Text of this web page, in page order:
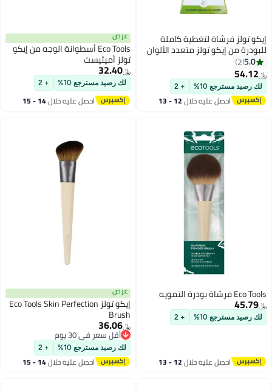
إيكو تولز فرشاة لتغطية كاملة
للبودرة من إيكو تولز متعدد الألوان
5.0
2
﷼‏54.12
لك رصيد مسترجع 10% + 2
احصل عليه خلال 12 - 13
عرض
Eco Tools أسطوانة الوجه من إيكو
تولز أميثيست
﷼‏32.40
لك رصيد مسترجع 10% + 2
احصل عليه خلال 14 - 15
Eco Tools فرشاة بودرة التمويه
﷼‏45.79
لك رصيد مسترجع 10% + 2
احصل عليه خلال 12 - 13
عرض
إيكو تولز Eco Tools Skin Perfection
Brush
﷼‏36.06
أقل سعر في 30 يوم
أقل سعر في 30 يوم
لك رصيد مسترجع 10% + 2
احصل عليه خلال 14 - 15